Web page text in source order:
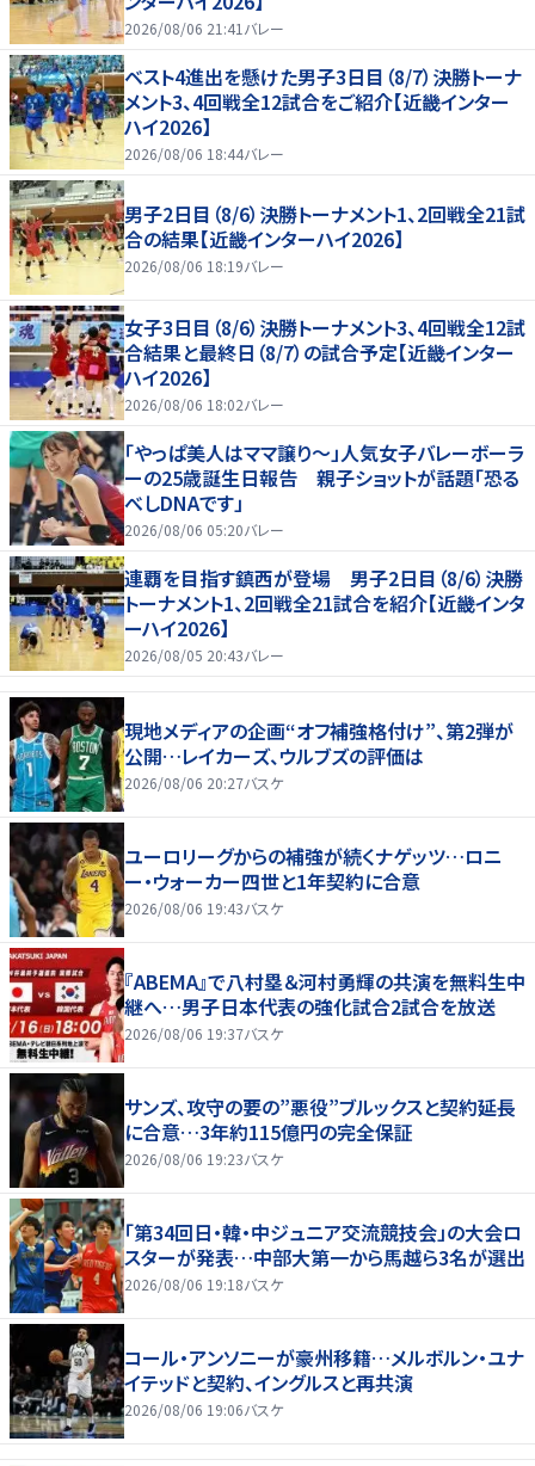
2026/08/06 21:41 バレー
ベスト4進出を懸けた男子3日目（8/7）決勝トーナ
メント3、4回戦全12試合をご紹介【近畿インター
ハイ2026】
2026/08/06 18:44バレー
男子2日目（8/6）決勝トーナメント1、2回戦全21試
合の結果【近畿インターハイ2026】
2026/08/06 18:19バレー
女子3日目（8/6）決勝トーナメント3、4回戦全12試
合結果と最終日（8/7）の試合予定【近畿インター
ハイ2026】
2026/08/06 18:02バレー
「やっぱ美人はママ譲り～」人気女子バレーボーラ
ーの25歳誕生日報告 親子ショットが話題「恐る
べしDNAです」
2026/08/06 05:20バレー
連覇を目指す鎮西が登場 男子2日目（8/6）決勝
トーナメント1、2回戦全21試合を紹介【近畿インタ
ーハイ2026】
2026/08/05 20:43バレー
現地メディアの企画“オフ補強格付け”、第2弾が
公開…レイカーズ、ウルブズの評価は
2026/08/06 20:27バスケ
ユーロリーグからの補強が続くナゲッツ…ロニ
ー・ウォーカー四世と1年契約に合意
2026/08/06 19:43バスケ
『ABEMA』で八村塁＆河村勇輝の共演を無料生中
継へ…男子日本代表の強化試合2試合を放送
2026/08/06 19:37バスケ
サンズ、攻守の要の”悪役”ブルックスと契約延長
に合意…3年約115億円の完全保証
2026/08/06 19:23バスケ
「第34回日・韓・中ジュニア交流競技会」の大会ロ
スターが発表…中部大第一から馬越ら3名が選出
2026/08/06 19:18バスケ
コール・アンソニーが豪州移籍…メルボルン・ユナ
イテッドと契約、イングルスと再共演
2026/08/06 19:06バスケ